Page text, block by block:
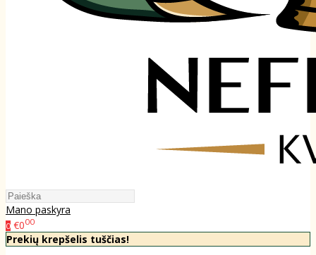
Mano paskyra
0 €000
Prekių krepšelis tuščias!